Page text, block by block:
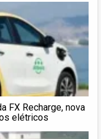
FX Recharge, nova
elétricos